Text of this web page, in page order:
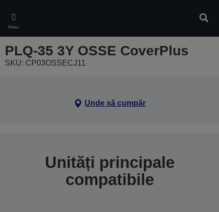
main
content
Meniu
PLQ-35 3Y OSSE CoverPlus
SKU: CP03OSSECJ11
Unde să cumpăr
Unități principale
compatibile